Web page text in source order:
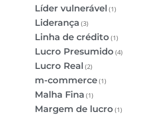
Líder vulnerável (1)
Liderança (3)
Linha de crédito (1)
Lucro Presumido (4)
Lucro Real (2)
m-commerce(1)
Malha Fina (1)
Margem de lucro (1)